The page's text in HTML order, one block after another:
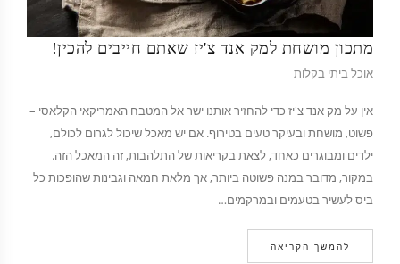
מתכון מושחת למק אנד צ'יז שאתם חייבים להכין!
אוכל ביתי בקלות
אין על מק אנד צ'יז כדי להחזיר אותנו ישר אל המטבח האמריקאי הקלאסי –
פשוט, מושחת ובעיקר טעים בטירוף. אם יש מאכל שיכול לגרום לכולם,
ילדים ומבוגרים כאחד, לצאת בקריאות של התלהבות, זה המאכל הזה.
במקור, מדובר במנה פשוטה ביותר, אך מלאת חמאה וגבינות שהופכות כל
ביס לעשיר בטעמים ובמרקמים…
להמשך הקריאה